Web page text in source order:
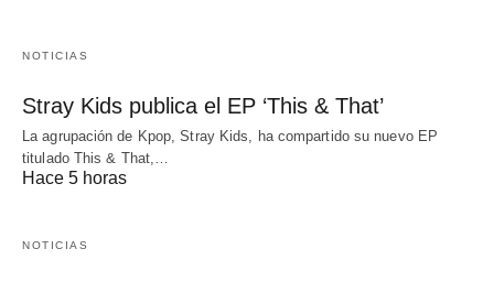
NOTICIAS
Stray Kids publica el EP ‘This & That’
La agrupación de Kpop, Stray Kids, ha compartido su nuevo EP
titulado This & That,…
Hace 5 horas
NOTICIAS